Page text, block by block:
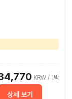
KRW / 1박
상세 보기